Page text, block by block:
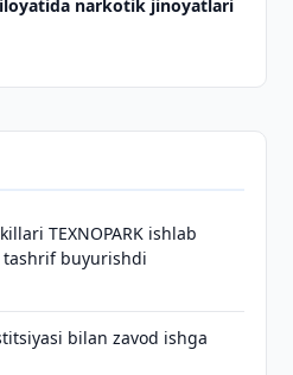
narkotik jinoyatlari
TEXNOPARK ishlab
buyurishdi
bilan zavod ishga